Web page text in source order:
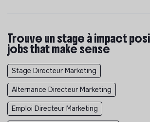
Trouve un stage à impact
jobs that make sense
Stage Directeur Marketing
Alternance Directeur Marketing
Emploi Directeur Marketing